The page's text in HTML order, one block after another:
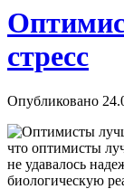
стресс
Опубликовано
что оптимисты
не удавалось
биологическую